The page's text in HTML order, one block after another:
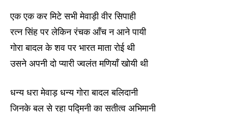
एक एक कर मिटे सभी मेवाड़ी वीर सिपाही
रत्न सिंह पर लेकिन रंचक आँच न आने पायी
गोरा बादल के शव पर भारत माता रोई थी
उसने अपनी दो प्यारी ज्वलंत मणियाँ खोयी थी
धन्य धरा मेवाड़ धन्य गोरा बादल बलिदानी
जिनके बल से रहा पद्मिनी का सतीत्व अभिमानी